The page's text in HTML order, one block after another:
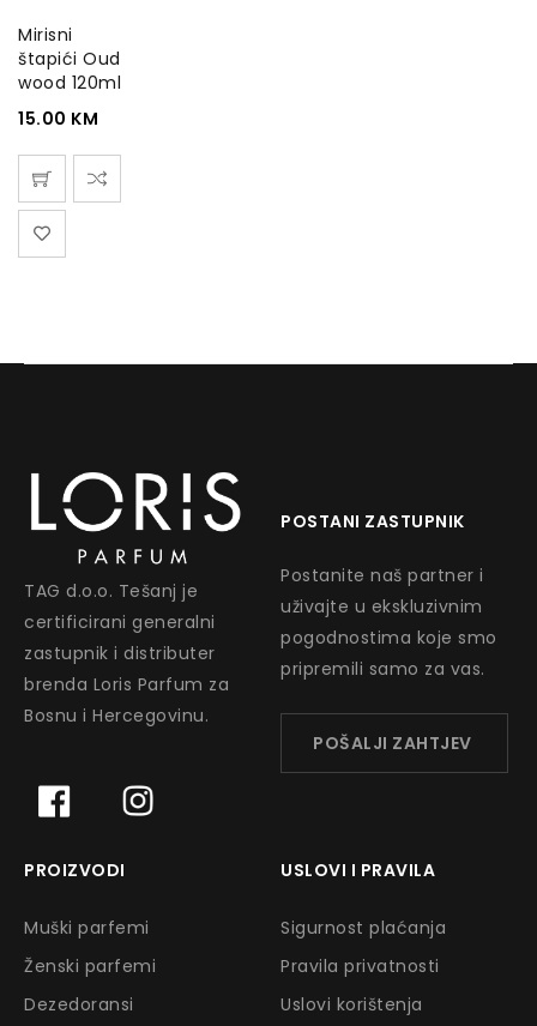
Mirisni
štapići Oud
wood 120ml
15.00 KM
TAG d.o.o. Tešanj je
certificirani generalni
zastupnik i distributer
brenda Loris Parfum za
Bosnu i Hercegovinu.
POSTANI ZASTUPNIK
Postanite naš partner i
uživajte u ekskluzivnim
pogodnostima koje smo
pripremili samo za vas.
POŠALJI ZAHTJEV
PROIZVODI
Muški parfemi
Ženski parfemi
Dezedoransi
USLOVI I PRAVILA
Sigurnost plaćanja
Pravila privatnosti
Uslovi korištenja